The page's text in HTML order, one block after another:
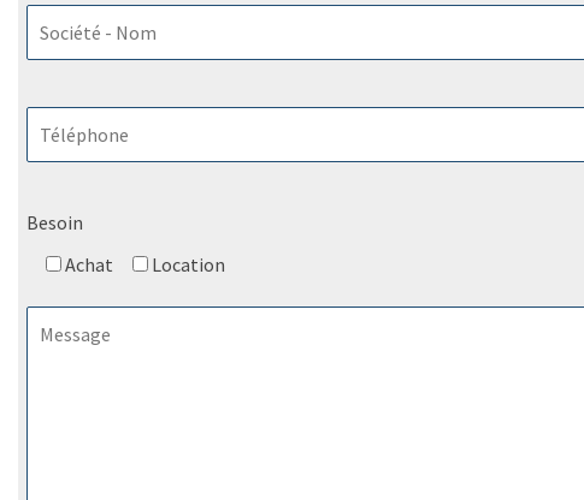
Besoin
Achat
Location